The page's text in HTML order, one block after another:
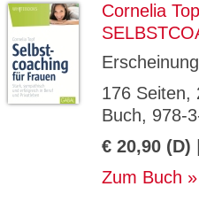
Cornelia
176 Seiten,
Buch, 978-
€ 20,90 (D)
Zum Buch
GV_CO
OKIES
gabal-
verlag.
Speichert den
Benutzers für
Domäne.